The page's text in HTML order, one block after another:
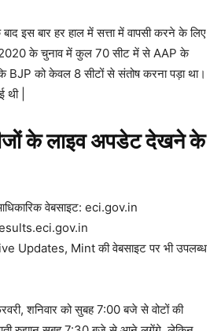
इस बार हर हाल में सत्ता में वापसी करने के लिए
2020 के चुनाव में कुल 70 सीट में से AAP के
को केवल 8 सीटों से संतोष करना पड़ा था।
थी |
के लाइव अपडेट देखने के
वेबसाइट: eci.gov.in
results.eci.gov.in
Updates, Mint की वेबसाइट पर भी उपलब्ध
शनिवार को सुबह 7:00 बजे से वोटों की